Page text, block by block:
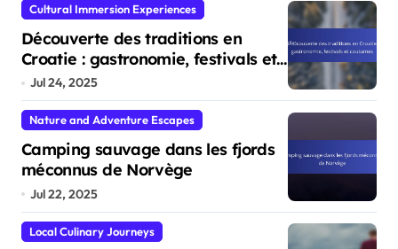
Cultural Immersion Experiences
Découverte des traditions en
Croatie : gastronomie, festivals et
coutumes
Jul 24, 2025
Nature and Adventure Escapes
Camping sauvage dans les fjords
méconnus de Norvège
Jul 22, 2025
Local Culinary Journeys